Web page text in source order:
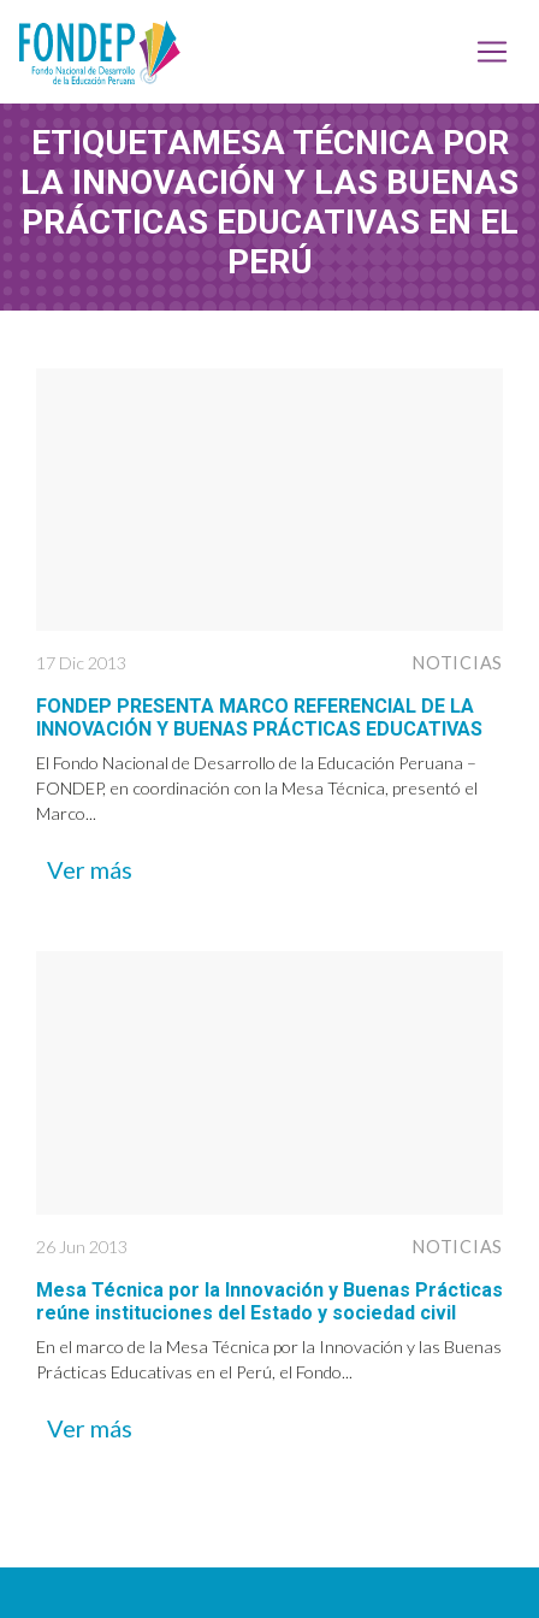
ETIQUETAMESA TÉCNICA POR
LA INNOVACIÓN Y LAS BUENAS
PRÁCTICAS EDUCATIVAS EN EL
PERÚ
17 Dic 2013 NOTICIAS
FONDEP PRESENTA MARCO REFERENCIAL DE LA
INNOVACIÓN Y BUENAS PRÁCTICAS EDUCATIVAS
El Fondo Nacional de Desarrollo de la Educación Peruana –
FONDEP, en coordinación con la Mesa Técnica, presentó el
Marco...
Ver más
26 Jun 2013 NOTICIAS
Mesa Técnica por la Innovación y Buenas Prácticas
reúne instituciones del Estado y sociedad civil
En el marco de la Mesa Técnica por la Innovación y las Buenas
Prácticas Educativas en el Perú, el Fondo...
Ver más